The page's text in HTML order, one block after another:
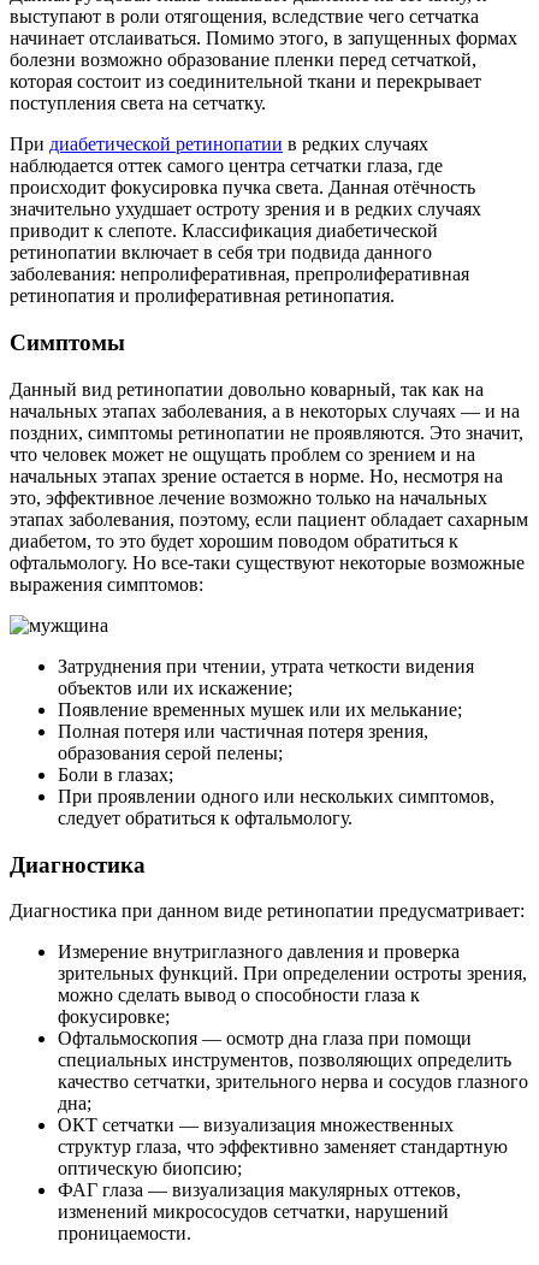
выступают в роли отягощения, вследствие чего сетчатка
начинает отслаиваться. Помимо этого, в запущенных формах
болезни возможно образование пленки перед сетчаткой,
которая состоит из соединительной ткани и перекрывает
поступления света на сетчатку.
При диабетической ретинопатии в редких случаях
наблюдается оттек самого центра сетчатки глаза, где
происходит фокусировка пучка света. Данная отёчность
значительно ухудшает остроту зрения и в редких случаях
приводит к слепоте. Классификация диабетической
ретинопатии включает в себя три подвида данного
заболевания: непролиферативная, препролиферативная
ретинопатия и пролиферативная ретинопатия.
Симптомы
Данный вид ретинопатии довольно коварный, так как на
начальных этапах заболевания, а в некоторых случаях — и на
поздних, симптомы ретинопатии не проявляются. Это значит,
что человек может не ощущать проблем со зрением и на
начальных этапах зрение остается в норме. Но, несмотря на
это, эффективное лечение возможно только на начальных
этапах заболевания, поэтому, если пациент обладает сахарным
диабетом, то это будет хорошим поводом обратиться к
офтальмологу. Но все-таки существуют некоторые возможные
выражения симптомов:
Затруднения при чтении, утрата четкости видения
объектов или их искажение;
Появление временных мушек или их мелькание;
Полная потеря или частичная потеря зрения,
образования серой пелены;
Боли в глазах;
При проявлении одного или нескольких симптомов,
следует обратиться к офтальмологу.
Диагностика
Диагностика при данном виде ретинопатии предусматривает:
Измерение внутриглазного давления и проверка
зрительных функций. При определении остроты зрения,
можно сделать вывод о способности глаза к
фокусировке;
Офтальмоскопия — осмотр дна глаза при помощи
специальных инструментов, позволяющих определить
качество сетчатки, зрительного нерва и сосудов глазного
дна;
ОКТ сетчатки — визуализация множественных
структур глаза, что эффективно заменяет стандартную
оптическую биопсию;
ФАГ глаза — визуализация макулярных оттеков,
изменений микрососудов сетчатки, нарушений
проницаемости.